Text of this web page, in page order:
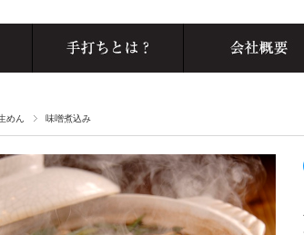
めん 味噌煮込み